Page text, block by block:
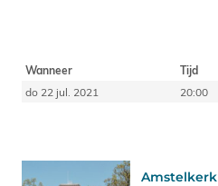
Wanneer Tijd
do 22 jul. 2021
20:00
Amstelkerk